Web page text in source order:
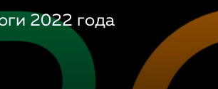
2022 года